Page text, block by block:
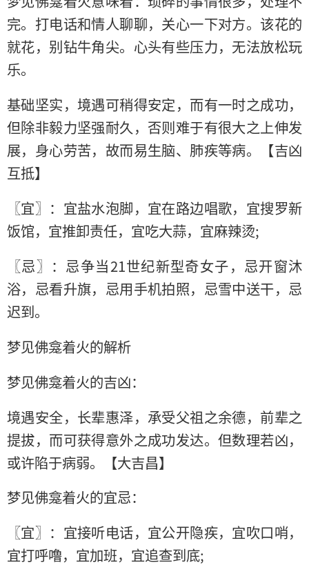
完。打电话和情人聊聊，关心一下对方。该花的
就花，别钻牛角尖。心头有些压力，无法放松玩
乐。
基础坚实，境遇可稍得安定，而有一时之成功，
但除非毅力坚强耐久，否则难于有很大之上伸发
展，身心劳苦，故而易生脑、肺疾等病。【吉凶
互抵】
〖宜〗：宜盐水泡脚，宜在路边唱歌，宜搜罗新
饭馆，宜推卸责任，宜吃大蒜，宜麻辣烫;
〖忌〗：忌争当21世纪新型奇女子，忌开窗沐
浴，忌看升旗，忌用手机拍照，忌雪中送干，忌
迟到。
梦见佛龛着火的解析
梦见佛龛着火的吉凶：
境遇安全，长辈惠泽，承受父祖之余德，前辈之
提拔，而可获得意外之成功发达。但数理若凶，
或许陷于病弱。【大吉昌】
梦见佛龛着火的宜忌：
〖宜〗：宜接听电话，宜公开隐疾，宜吹口哨，
宜打呼噜，宜加班，宜追查到底;